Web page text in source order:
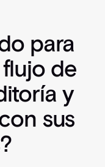
para
de
y
sus